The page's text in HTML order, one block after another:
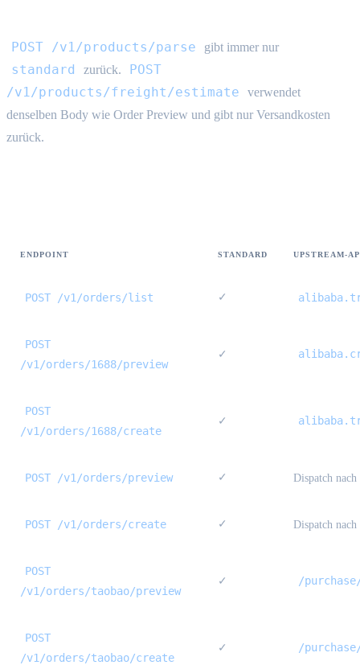
POST /v1/products/parse gibt immer nur
standard zurück.
POST
/v1/products/freight/estimate
verwendet
denselben Body wie Order Preview und gibt nur Versandkosten
zurück.
ENDPOINT STANDARD UPSTREAM-
POST /v1/orders/list ✓
POST
/v1/orders/1688/preview
✓
POST
/v1/orders/1688/create
✓
POST /v1/orders/preview ✓ Dispatch nach
POST /v1/orders/create ✓ Dispatch nach
POST
/v1/orders/taobao/preview
✓ /
POST
/v1/orders/taobao/create
✓ /